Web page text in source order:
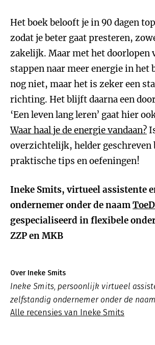
Het boek belooft je in 90 dagen
zodat je beter gaat presteren,
zakelijk. Maar met het doorlopen
stappen naar meer energie in het
nog niet, maar het is zeker een
richting. Het blijft daarna een
‘Een leven lang leren’ gaat hier
Waar haal je de energie vandaan?
overzichtelijk, helder geschreven
praktische tips en oefeningen!
Ineke Smits, virtueel assistente
ondernemer onder de naam
gespecialiseerd in flexibele
ZZP en MKB
Over Ineke Smits
Ineke Smits, persoonlijk virtueel
zelfstandig ondernemer onder de naam
Alle recensies van Ineke Smits